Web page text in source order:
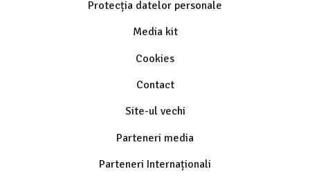
Protecția datelor personale
Media kit
Cookies
Contact
Site-ul vechi
Parteneri media
Parteneri Internaționali